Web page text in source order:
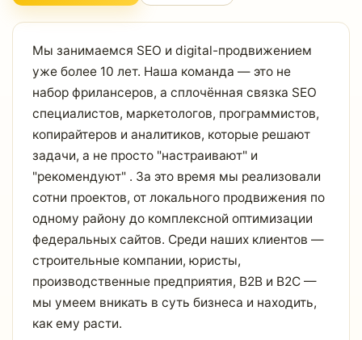
Мы занимаемся SEO и digital-продвижением
уже более 10 лет. Наша команда — это не
набор фрилансеров, а сплочённая связка SEO
специалистов, маркетологов, программистов,
копирайтеров и аналитиков, которые решают
задачи, а не просто "настраивают" и
"рекомендуют" . За это время мы реализовали
сотни проектов, от локального продвижения по
одному району до комплексной оптимизации
федеральных сайтов. Среди наших клиентов —
строительные компании, юристы,
производственные предприятия, B2B и B2C —
мы умеем вникать в суть бизнеса и находить,
как ему расти.